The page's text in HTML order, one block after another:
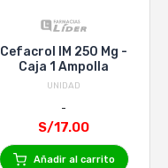
Cefacrol IM 250 Mg -
Caja 1 Ampolla
UNIDAD
S/17.00
Añadir al carrito